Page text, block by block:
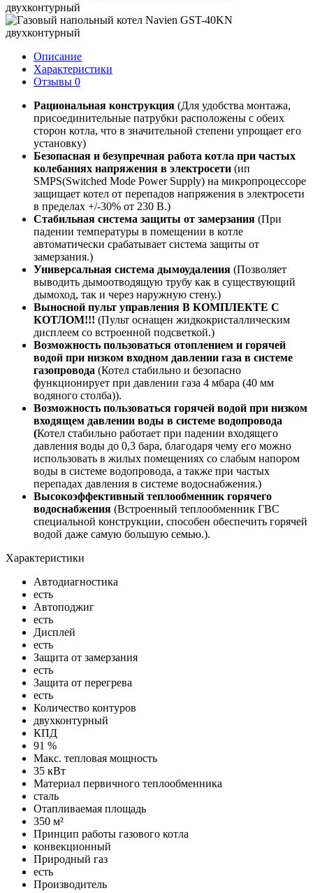
Описание
Характеристики
Отзывы 0
Рациональная конструкция (Для удобства монтажа,
присоединительные патрубки расположены с обеих
сторон котла, что в значительной степени упрощает его
установку)
Безопасная и безупречная работа котла при частых
колебаниях напряжения в электросети (ип
SMPS(Switched Mode Power Supply) на микропроцессоре
защищает котел от перепадов напряжения в электросети
в пределах +/-30% от 230 В.)
Стабильная система защиты от замерзания (При
падении температуры в помещении в котле
автоматически срабатывает система защиты от
замерзания.)
Универсальная система дымоудаления (Позволяет
выводить дымоотводящую трубу как в существующий
дымоход, так и через наружную стену.)
Выносной пульт управления В КОМПЛЕКТЕ С
КОТЛОМ!!! (Пульт оснащен жидкокристаллическим
дисплеем со встроенной подсветкой.)
Возможность пользоваться отоплением и горячей
водой при низком входном давлении газа в системе
газопровода (Котел стабильно и безопасно
функционирует при давлении газа 4 мбара (40 мм
водяного столба)).
Возможность пользоваться горячей водой при низком
входящем давлении воды в системе водопровода
(Котел стабильно работает при падении входящего
давления воды до 0,3 бара, благодаря чему его можно
использовать в жилых помещениях со слабым напором
воды в системе водопровода, а также при частых
перепадах давления в системе водоснабжения.)
Высокоэффективный теплообменник горячего
водоснабжения (Встроенный теплообменник ГВС
специальной конструкции, способен обеспечить горячей
водой даже самую большую семью.).
Характеристики
Автодиагностика
есть
Автоподжиг
есть
Дисплей
есть
Защита от замерзания
есть
Защита от перегрева
есть
Количество контуров
двухконтурный
КПД
91 %
Макс. тепловая мощность
35 кВт
Материал первичного теплообменника
сталь
Отапливаемая площадь
350 м²
Принцип работы газового котла
конвекционный
Природный газ
есть
Производитель